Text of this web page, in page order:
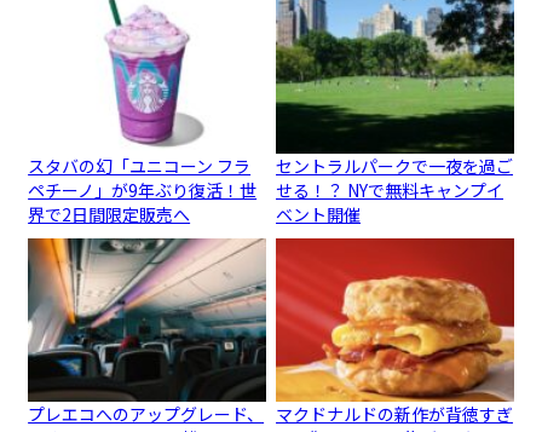
スタバの幻「ユニコーン フラ
ペチーノ」が9年ぶり復活！世
界で2日間限定販売へ
セントラルパークで一夜を過ご
せる！？ NYで無料キャンプイ
ベント開催
プレエコへのアップグレード、
マクドナルドの新作が背徳すぎ